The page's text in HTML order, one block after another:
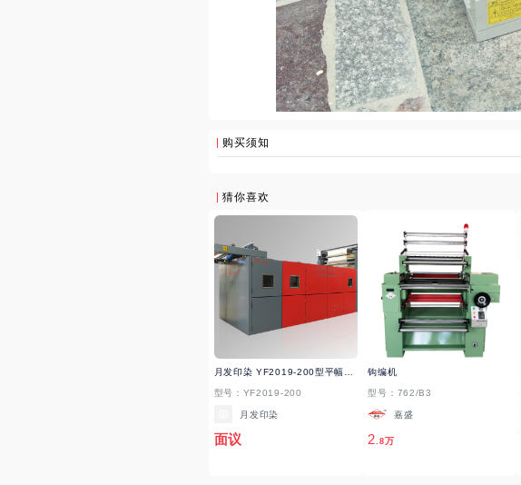
购买须知
猜你喜欢
月发印染 YF2019-200型平幅气流柔软机 平幅洗涤机 拍打机 柔软机
型号：YF2019-200
月发印染
面议
钩编机
型号：762/B3
嘉盛
2 .8